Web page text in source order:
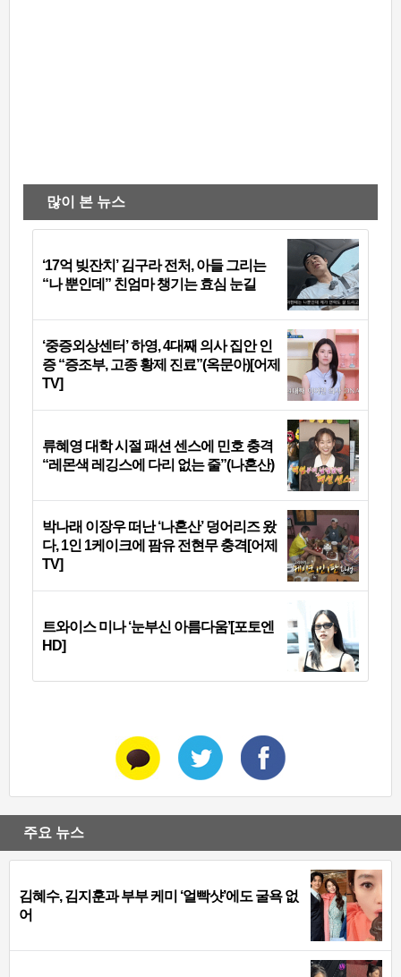
많이 본 뉴스
‘17억 빚잔치’ 김구라 전처, 아들 그리는
“나 뿐인데” 친엄마 챙기는 효심 눈길
‘중증외상센터’ 하영, 4대째 의사 집안 인
증 “증조부, 고종 황제 진료”(옥문아)[어제
TV]
류혜영 대학 시절 패션 센스에 민호 충격
“레몬색 레깅스에 다리 없는 줄”(나혼산)
박나래 이장우 떠난 ‘나혼산’ 덩어리즈 왔
다, 1인 1케이크에 팜유 전현무 충격[어제
TV]
트와이스 미나 ‘눈부신 아름다움’[포토엔
HD]
주요 뉴스
김혜수, 김지훈과 부부 케미 ‘얼빡샷’에도 굴욕 없
어